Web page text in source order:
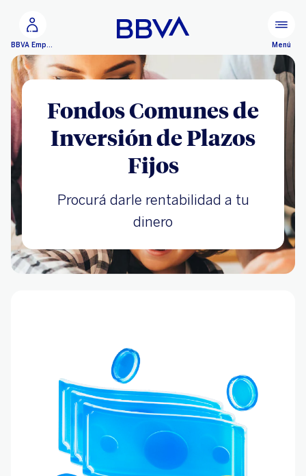
BBVA Empresas Menú
Fondos Comunes de
Inversión de Plazos
Fijos
Procurá darle rentabilidad a tu
dinero